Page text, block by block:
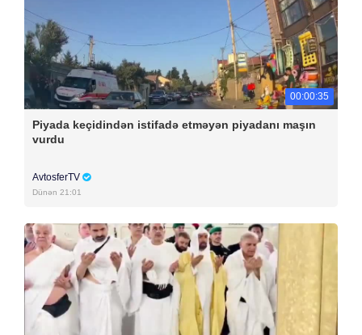
00:00:35
Piyada keçidindən istifadə etməyən piyadanı maşın
vurdu
AvtosferTV
Dünən 21:01